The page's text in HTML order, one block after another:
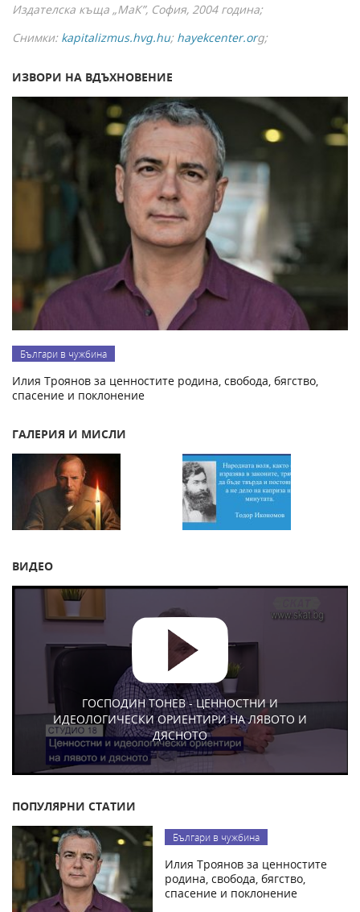
Издателска къща „МаК”, София, 2004 година;
Снимки: kapitalizmus.hvg.hu; hayekcenter.org;
ИЗВОРИ НА ВДЪХНОВЕНИЕ
Българи в чужбина
Илия Троянов за ценностите родина, свобода, бягство,
спасение и поклонение
ГАЛЕРИЯ И МИСЛИ
ВИДЕО
ГОСПОДИН ТОНЕВ - ЦЕННОСТНИ И
ИДЕОЛОГИЧЕСКИ ОРИЕНТИРИ НА ЛЯВОТО И
ДЯСНОТО
ПОПУЛЯРНИ СТАТИИ
Българи в чужбина
Илия Троянов за ценностите
родина, свобода, бягство,
спасение и поклонение